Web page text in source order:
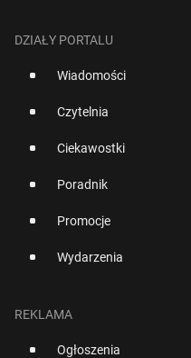
DZIAŁY PORTALU
Wiadomości
Czytelnia
Ciekawostki
Poradnik
Promocje
Wydarzenia
REKLAMA
Ogłoszenia